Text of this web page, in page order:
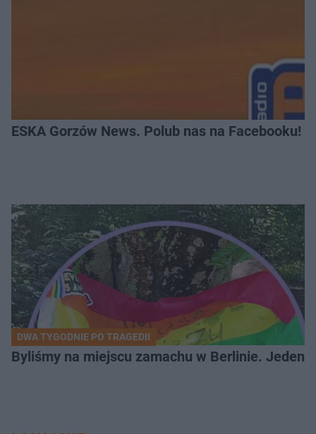
ESKA Gorzów News. Polub nas na Facebooku!
DWA TYGODNIE PO TRAGEDII
Byliśmy na miejscu zamachu w Berlinie. Jeden